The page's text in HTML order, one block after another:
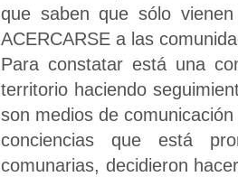
que saben que sólo
ACERCARSE a las
Para constatar está una
territorio haciendo
son medios de
conciencias que está
comunarias, decidieron